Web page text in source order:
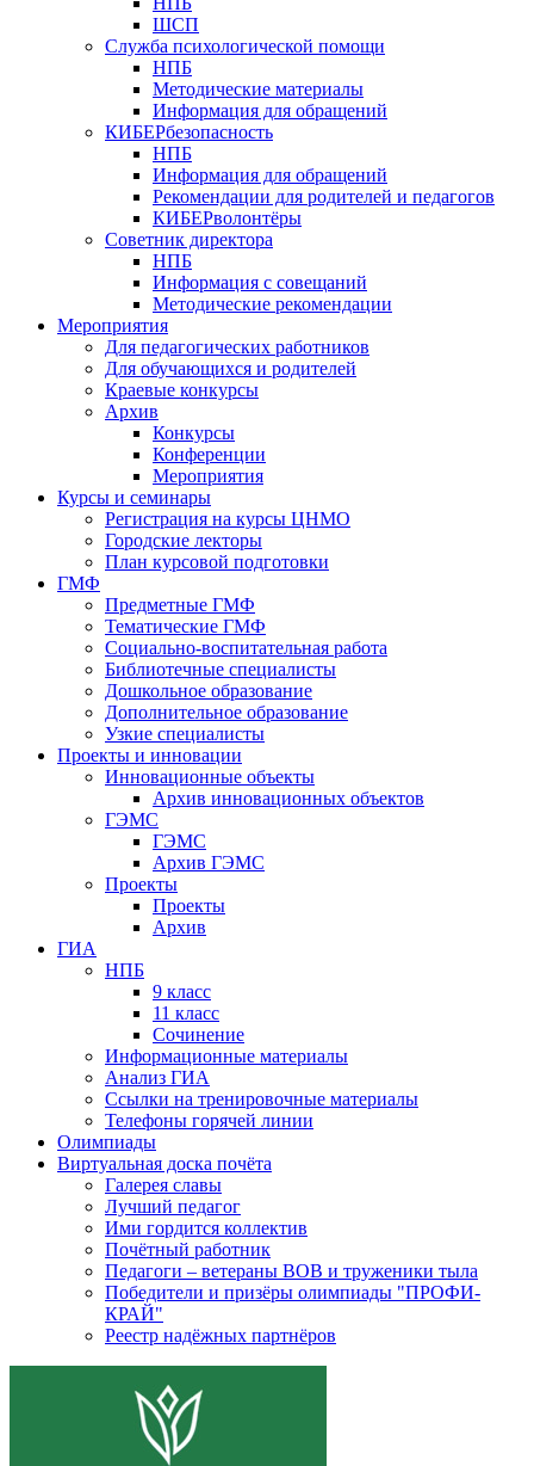
ШСП
Служба психологической помощи
НПБ
Методические материалы
Информация для обращений
КИБЕРбезопасность
НПБ
Информация для обращений
Рекомендации для родителей и педагогов
КИБЕРволонтёры
Советник директора
НПБ
Информация с совещаний
Методические рекомендации
Мероприятия
Для педагогических работников
Для обучающихся и родителей
Краевые конкурсы
Архив
Конкурсы
Конференции
Мероприятия
Курсы и семинары
Регистрация на курсы ЦНМО
Городские лекторы
План курсовой подготовки
ГМФ
Предметные ГМФ
Тематические ГМФ
Социально-воспитательная работа
Библиотечные специалисты
Дошкольное образование
Дополнительное образование
Узкие специалисты
Проекты и инновации
Инновационные объекты
Архив инновационных объектов
ГЭМС
ГЭМС
Архив ГЭМС
Проекты
Проекты
Архив
ГИА
НПБ
9 класс
11 класс
Сочинение
Информационные материалы
Анализ ГИА
Ссылки на тренировочные материалы
Телефоны горячей линии
Олимпиады
Виртуальная доска почёта
Галерея славы
Лучший педагог
Ими гордится коллектив
Почётный работник
Педагоги – ветераны ВОВ и труженики тыла
Победители и призёры олимпиады "ПРОФИ-
КРАЙ"
Реестр надёжных партнёров